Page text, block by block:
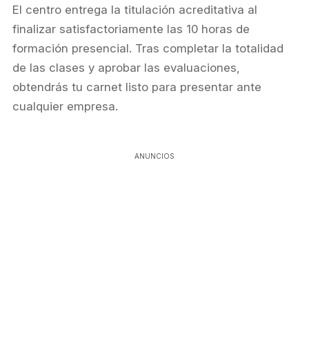
El centro entrega la titulación acreditativa al
finalizar satisfactoriamente las 10 horas de
formación presencial. Tras completar la totalidad
de las clases y aprobar las evaluaciones,
obtendrás tu carnet listo para presentar ante
cualquier empresa.
ANUNCIOS